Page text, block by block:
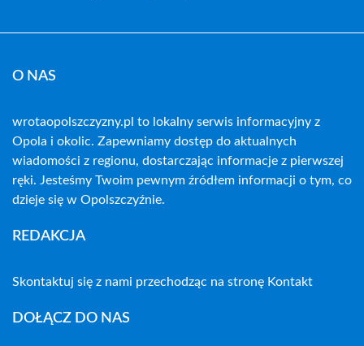
O NAS
wrotaopolszczyzny.pl to lokalny serwis informacyjny z
Opola i okolic. Zapewniamy dostęp do aktualnych
wiadomości z regionu, dostarczając informacje z pierwszej
ręki. Jesteśmy Twoim pewnym źródłem informacji o tym, co
dzieje się w Opolszczyźnie.
REDAKCJA
Skontaktuj się z nami przechodząc na stronę Kontakt
DOŁĄCZ DO NAS